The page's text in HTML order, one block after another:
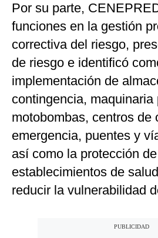
Por su parte,
funciones en la gestión
correctiva del riesgo,
de riesgo e identificó
implementación de
contingencia, maquinaria
motobombas, centros de
emergencia, puentes y
así como la protección
establecimientos de
reducir la vulnerabilidad